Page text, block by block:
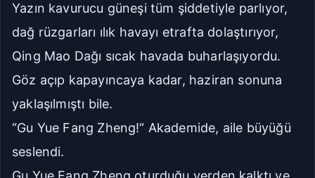
16px 18px
18px
Sıkı Standart
Yazın kavurucu güneşi tüm şiddetiyle parlıyor,
dağ rüzgarları ılık havayı etrafta dolaştırıyor,
Qing Mao Dağı sıcak havada buharlaşıyordu.
Göz açıp kapayıncaya kadar, haziran sonuna
yaklaşılmıştı bile.
“Gu Yue Fang Zheng!“ Akademide, aile büyüğü
seslendi.